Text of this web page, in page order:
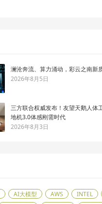
澜沧奔流、算力涌动，彩云之南新
2026年8月5日
三方联合权威发布！友望天鹅人体
地机3.0体感刚需时代
2026年8月3日
AI大模型 AWS INTEL